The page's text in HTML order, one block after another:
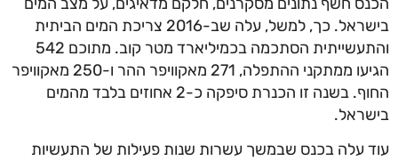
בישראל. כך, למשל, עלה שב-2016 צריכת המים הביתית
והתעשייתית הסתכמה בכמיליארד מטר קוב. מתוכם 542
הגיעו ממתקני ההתפלה, 271 מאקוויפר ההר ו-250 מאקוויפר
החוף. בשנה זו הכנרת סיפקה כ-2 אחוזים בלבד מהמים
בישראל.
עוד עלה בכנס שבמשך עשרות שנות פעילות של התעשיות